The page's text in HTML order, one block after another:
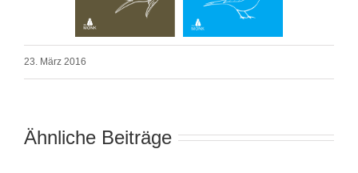
23. März 2016
Ähnliche Beiträge